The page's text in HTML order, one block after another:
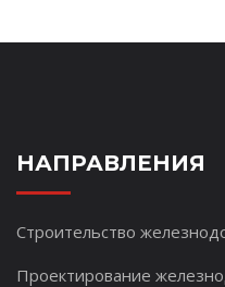
НАПРАВЛЕНИЯ
Строительство
Проектирование